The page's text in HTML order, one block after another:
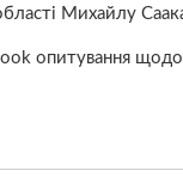
Михайлу
опитування